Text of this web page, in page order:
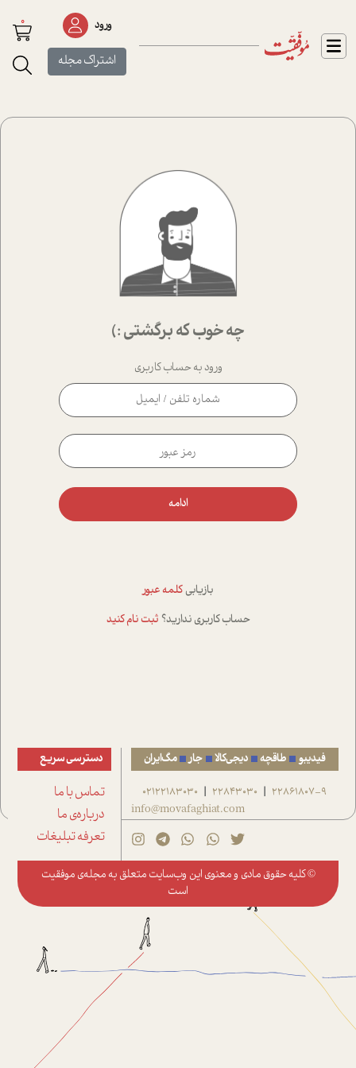
ورود
اشتراک مجله
0
چه خوب که برگشتی :)
ورود به حساب کاربری
ادامه
بازیابی کلمه عبور
حساب کاربری ندارید؟ ثبت نام کنید
فیدیبو طاقچه دیجی‌کالا جار مگ‌ایران
22861807-9
|
22843030
|
02122183030
info@movafaghiat.com
دسترسی سریع
تماس با ما
درباره‌ی ما
تعرفه تبلیغات
© کلیه حقوق مادی و معنوی این وب‌سایت متعلق به مجله‌ی موفقیت
است